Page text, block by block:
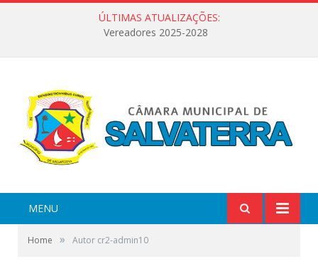
ÚLTIMAS ATUALIZAÇÕES:
Vereadores 2025-2028
MENU
Home » Autor cr2-admin10